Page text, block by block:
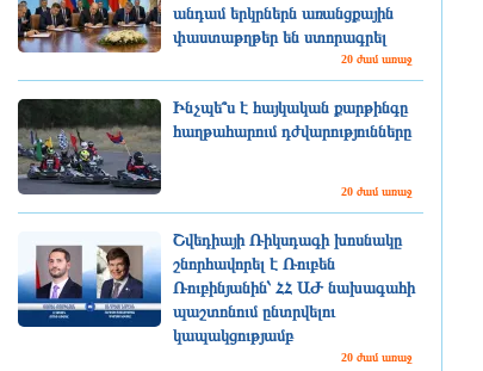
անդամ երկրներն առանցքային
փաստաթղթեր են ստորագրել
20 ժամ առաջ
Ինչպե՞ս է հայկական քարթինգը
հաղթահարում դժվարությունները
20 ժամ առաջ
Շվեդիայի Ռիկսդագի խոսնակը
շնորհավորել է Ռուբեն
Ռուբինյանին՝ ՀՀ ԱԺ նախագահի
պաշտոնում ընտրվելու
կապակցությամբ
20 ժամ առաջ